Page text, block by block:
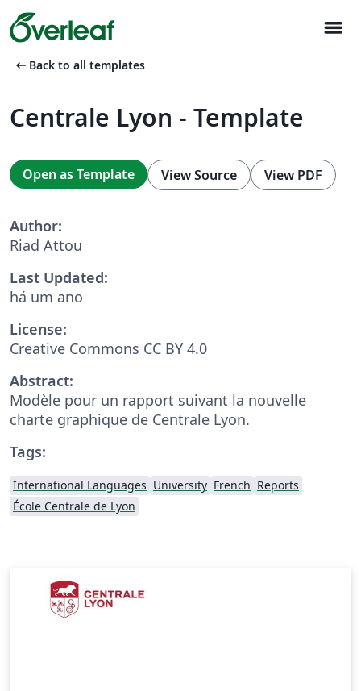
menu
arrow_left_alt Back to all templates
Centrale Lyon - Template
Open as Template View Source View PDF
Author:
Riad Attou
Last Updated:
há um ano
License:
Creative Commons CC BY 4.0
Abstract:
Modèle pour un rapport suivant la nouvelle
charte graphique de Centrale Lyon.
Tags:
International Languages University French Reports
École Centrale de Lyon